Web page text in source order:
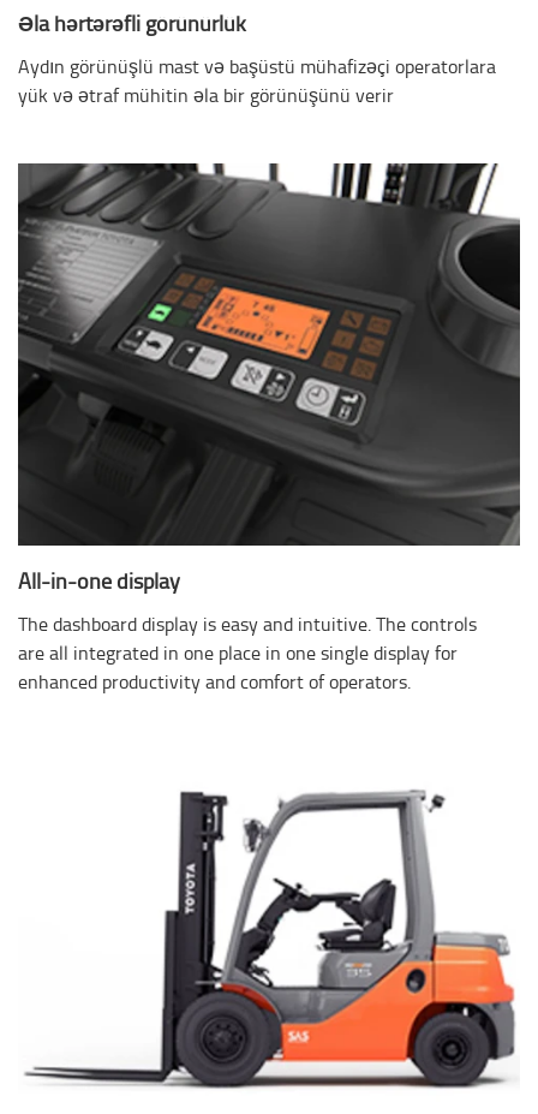
Əla hərtərəfli görünürlük
Aydın görünüşlü mast və başüstü mühafizəçi operatorlara
yük və ətraf mühitin əla bir görünüşünü verir
All-in-one display
The dashboard display is easy and intuitive. The controls
are all integrated in one place in one single display for
enhanced productivity and comfort of operators.